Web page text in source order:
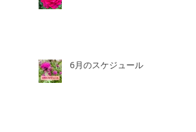
6月のスケジュール